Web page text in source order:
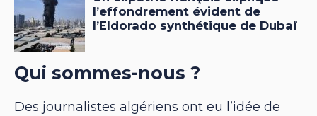
Qui sommes-nous ?
Des journalistes algériens ont eu l’idée de